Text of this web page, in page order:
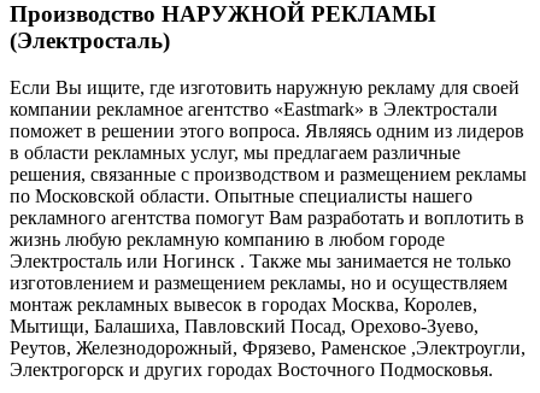
Производство НАРУЖНОЙ РЕКЛАМЫ
(Электросталь)
Если Вы ищите, где изготовить наружную рекламу для своей
компании рекламное агентство «Eastmark» в Электростали
поможет в решении этого вопроса. Являясь одним из лидеров
в области рекламных услуг, мы предлагаем различные
решения, связанные с производством и размещением рекламы
по Московской области. Опытные специалисты нашего
рекламного агентства помогут Вам разработать и воплотить в
жизнь любую рекламную компанию в любом городе
Электросталь или Ногинск . Также мы занимается не только
изготовлением и размещением рекламы, но и осуществляем
монтаж рекламных вывесок в городах Москва, Королев,
Мытищи, Балашиха, Павловский Посад, Орехово-Зуево,
Реутов, Железнодорожный, Фрязево, Раменское ,Электроугли,
Электрогорск и других городах Восточного Подмосковья.